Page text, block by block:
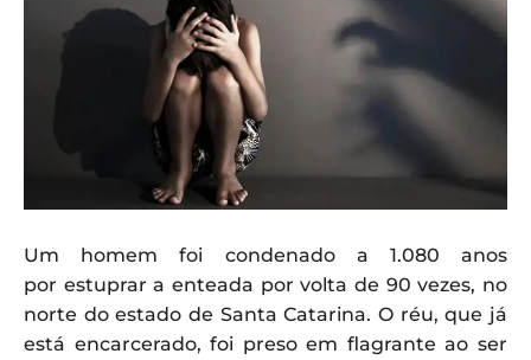
Um homem foi condenado a 1.080 anos
por estuprar a enteada por volta de 90 vezes, no
norte do estado de Santa Catarina. O réu, que já
está encarcerado, foi preso em flagrante ao ser